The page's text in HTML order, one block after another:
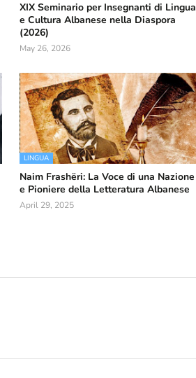
XIX Seminario per Insegnanti di Lingua
e Cultura Albanese nella Diaspora
(2026)
May 26, 2026
LINGUA
Naim Frashëri: La Voce di una Nazione
e Pioniere della Letteratura Albanese
April 29, 2025